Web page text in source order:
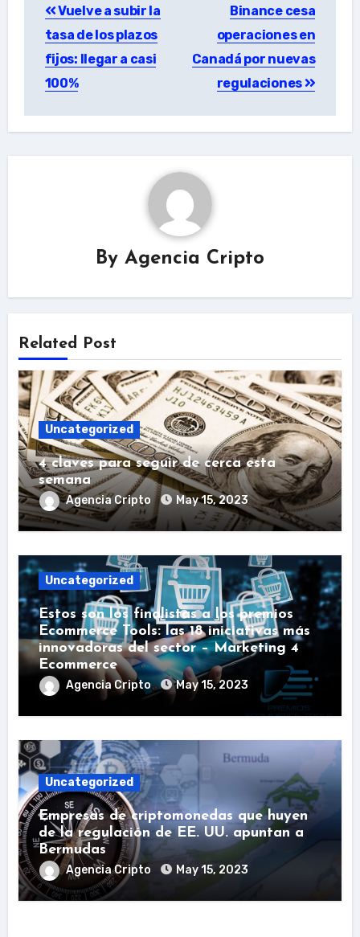
navigation
Vuelve a subir la
tasa de los plazos
fijos: llegar a casi
100%
Binance cesa
operaciones en
Canadá por nuevas
regulaciones
By Agencia Cripto
Related Post
Uncategorized
4 claves para seguir de cerca esta
semana
Agencia Cripto May 15, 2023
Uncategorized
Estos son los finalistas a los premios
Ecommerce Tools: las 18 iniciativas más
innovadoras del sector – Marketing 4
Ecommerce
Agencia Cripto May 15, 2023
Uncategorized
Empresas de criptomonedas que huyen
de la regulación de EE. UU. apuntan a
Bermudas
Agencia Cripto May 15, 2023